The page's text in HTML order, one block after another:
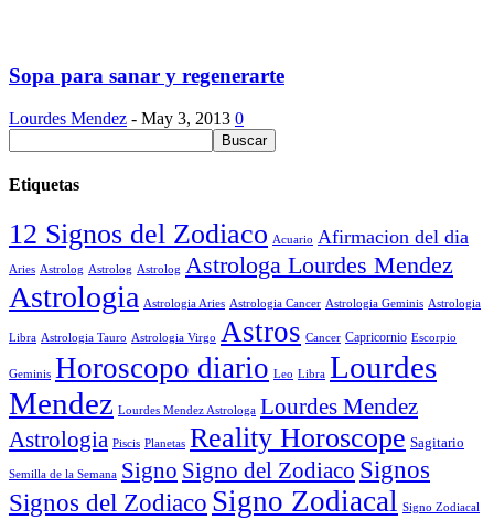
Sopa para sanar y regenerarte
Lourdes Mendez - May 3, 2013 0
Etiquetas
12 Signos del Zodiaco Acuario Afirmacion del dia
Aries Astrolog Astrolog Astrolog Astrologa Lourdes Mendez
Astrologia Astrologia Aries Astrologia Cancer Astrologia Geminis Astrologia
Libra Astrologia Tauro Astrologia Virgo Astros Cancer Capricornio Escorpio
Geminis Horoscopo diario Leo Libra Lourdes
Mendez Lourdes Mendez Astrologa Lourdes Mendez
Astrologia Piscis Planetas Reality Horoscope Sagitario
Semilla de la Semana Signo Signo del Zodiaco Signos
Signos del Zodiaco Signo Zodiacal Signo Zodiacal